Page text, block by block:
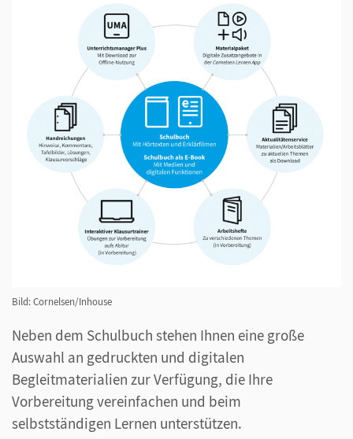
Bild: Cornelsen/Inhouse
Neben dem Schulbuch stehen Ihnen eine große
Auswahl an gedruckten und digitalen
Begleitmaterialien zur Verfügung, die Ihre
Vorbereitung vereinfachen und beim
selbstständigen Lernen unterstützen.